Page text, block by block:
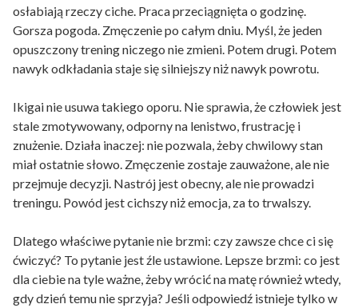
osłabiają rzeczy ciche. Praca przeciągnięta o godzinę.
Gorsza pogoda. Zmęczenie po całym dniu. Myśl, że jeden
opuszczony trening niczego nie zmieni. Potem drugi. Potem
nawyk odkładania staje się silniejszy niż nawyk powrotu.
Ikigai nie usuwa takiego oporu. Nie sprawia, że człowiek jest
stale zmotywowany, odporny na lenistwo, frustrację i
znużenie. Działa inaczej: nie pozwala, żeby chwilowy stan
miał ostatnie słowo. Zmęczenie zostaje zauważone, ale nie
przejmuje decyzji. Nastrój jest obecny, ale nie prowadzi
treningu. Powód jest cichszy niż emocja, za to trwalszy.
Dlatego właściwe pytanie nie brzmi: czy zawsze chce ci się
ćwiczyć? To pytanie jest źle ustawione. Lepsze brzmi: co jest
dla ciebie na tyle ważne, żeby wrócić na matę również wtedy,
gdy dzień temu nie sprzyja? Jeśli odpowiedź istnieje tylko w